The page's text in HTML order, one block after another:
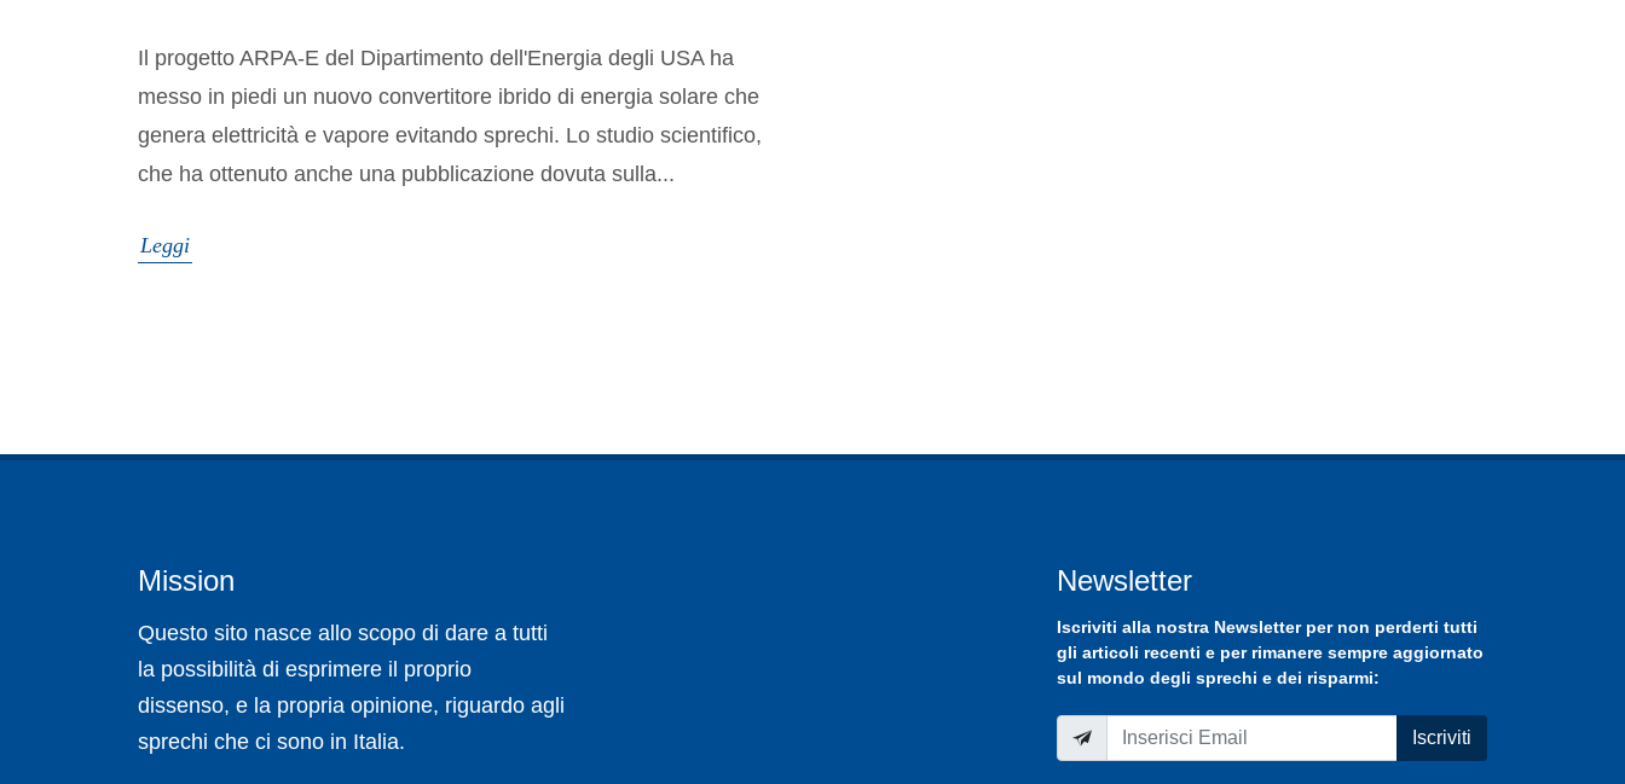
Il progetto ARPA-E del Dipartimento dell'Energia degli USA ha
messo in piedi un nuovo convertitore ibrido di energia solare che
genera elettricità e vapore evitando sprechi. Lo studio scientifico,
che ha ottenuto anche una pubblicazione dovuta sulla...
Leggi
Mission
Questo sito nasce allo scopo di dare a tutti
la possibilità di esprimere il proprio
dissenso, e la propria opinione, riguardo agli
sprechi che ci sono in Italia.
Newsletter
Iscriviti alla nostra Newsletterper non perderti tutti
gli articoli recenti e per rimanere sempre aggiornato
sul mondo degli sprechi e dei risparmi:
Iscriviti